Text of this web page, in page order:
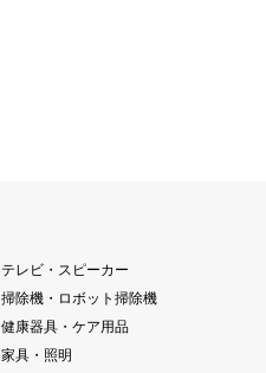
テレビ・スピーカー
掃除機・ロボット掃除機
健康器具・ケア用品
家具・照明